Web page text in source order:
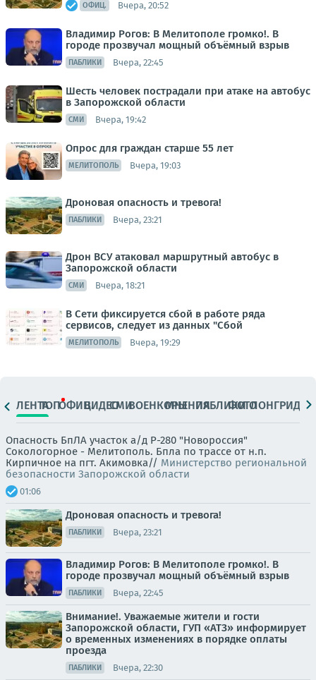
ОФИЦ. Вчера, 20:52
Владимир Рогов: В Мелитополе громко!. В
городе прозвучал мощный объёмный взрыв
ПАБЛИКИ Вчера, 22:45
Шесть человек пострадали при атаке на автобус
в Запорожской области
СМИ Вчера, 19:42
Опрос для граждан старше 55 лет
МЕЛИТОПОЛЬ Вчера, 19:03
Дроновая опасность и тревога!
ПАБЛИКИ Вчера, 23:21
Дрон ВСУ атаковал маршрутный автобус в
Запорожской области
СМИ Вчера, 18:21
В Сети фиксируется сбой в работе ряда
сервисов, следует из данных "Сбой
МЕЛИТОПОЛЬ Вчера, 19:29
ЛЕНТАТОПОФИЦ.ВИДЕОСМИВОЕНКОРЫМНЕНИЯПАБЛИКИ
ФОТОЛОНГРИДЫ
Опасность БпЛА участок а/д Р-280 "Новороссия"
Сокологорное - Мелитополь. Бпла по трассе от н.п.
Кирпичное на пгт. Акимовка// Министерство региональной
безопасности Запорожской области
01:06
Дроновая опасность и тревога!
ПАБЛИКИ Вчера, 23:21
Владимир Рогов: В Мелитополе громко!. В
городе прозвучал мощный объёмный взрыв
ПАБЛИКИ Вчера, 22:45
Внимание!. Уважаемые жители и гости
Запорожской области, ГУП «АТЗ» информирует
о временных изменениях в порядке оплаты
проезда
ПАБЛИКИ Вчера, 22:30